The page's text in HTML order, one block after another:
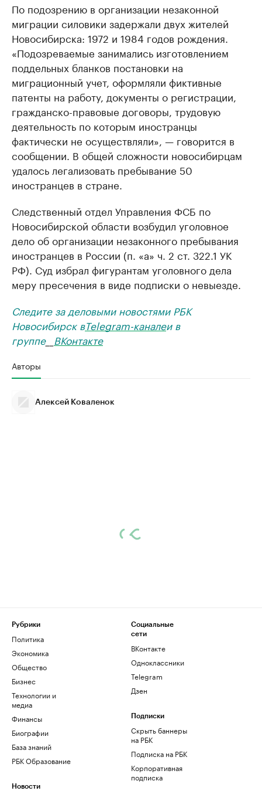
По подозрению в организации незаконной
миграции силовики задержали двух жителей
Новосибирска: 1972 и 1984 годов рождения.
«Подозреваемые занимались изготовлением
поддельных бланков постановки на
миграционный учет, оформляли фиктивные
патенты на работу, документы о регистрации,
гражданско-правовые договоры, трудовую
деятельность по которым иностранцы
фактически не осуществляли», — говорится в
сообщении. В общей сложности новосибирцам
удалось легализовать пребывание 50
иностранцев в стране.
Следственный отдел Управления ФСБ по
Новосибирской области возбудил уголовное
дело об организации незаконного пребывания
иностранцев в России (п. «а» ч. 2 ст. 322.1 УК
РФ). Суд избрал фигурантам уголовного дела
меру пресечения в виде подписки о невыезде.
Следите за деловыми новостями РБК
Новосибирск вTelegram-каналеи в
группе__ ВКонтакте
Авторы
Алексей Коваленок
Рубрики
Политика
Экономика
Общество
Бизнес
Технологии и
медиа
Финансы
Биографии
База знаний
РБК Образование
Новости
Социальные
сети
ВКонтакте
Одноклассники
Telegram
Дзен
Подписки
Скрыть баннеры
на РБК
Подписка на РБК
Корпоративная
подписка